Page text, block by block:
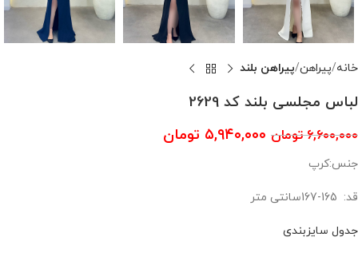
خانه پیراهن پیراهن بلند
لباس مجلسی بلند کد 2629
۶,۶۰۰,۰۰۰ تومان ۵,۹۴۰,۰۰۰ تومان
جنس:کرپ
قد: 165-167سانتی متر
جدول سایزبندی